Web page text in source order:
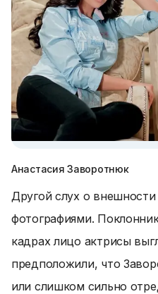
Анастасия Заворотнюк
Другой слух о
фотографиями.
кадрах лицо актрисы
предположили, что
или слишком сильно